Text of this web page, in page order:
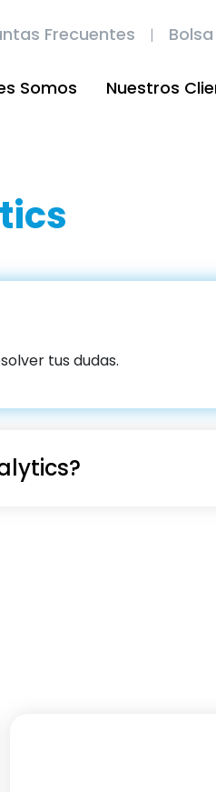
Frecuentes
Somos Nuestros
tus dudas.